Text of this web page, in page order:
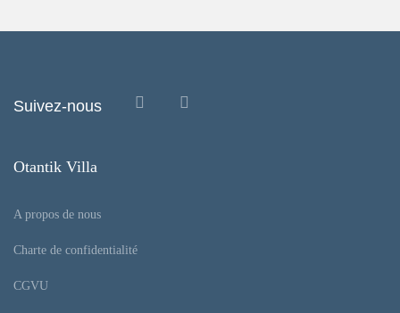
Suivez-nous
Otantik Villa
A propos de nous
Charte de confidentialité
CGVU